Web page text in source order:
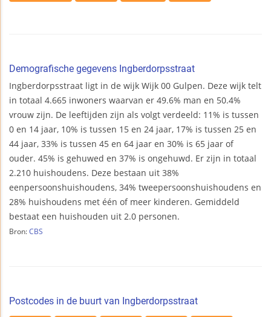
Demografische gegevens Ingberdorpsstraat
Ingberdorpsstraat ligt in de wijk Wijk 00 Gulpen. Deze wijk telt
in totaal 4.665 inwoners waarvan er 49.6% man en 50.4%
vrouw zijn. De leeftijden zijn als volgt verdeeld: 11% is tussen
0 en 14 jaar, 10% is tussen 15 en 24 jaar, 17% is tussen 25 en
44 jaar, 33% is tussen 45 en 64 jaar en 30% is 65 jaar of
ouder. 45% is gehuwed en 37% is ongehuwd. Er zijn in totaal
2.210 huishoudens. Deze bestaan uit 38%
eenpersoonshuishoudens, 34% tweepersoonshuishoudens en
28% huishoudens met één of meer kinderen. Gemiddeld
bestaat een huishouden uit 2.0 personen.
Bron: CBS
Postcodes in de buurt van Ingberdorpsstraat